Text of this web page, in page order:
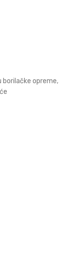
borilačke opreme,